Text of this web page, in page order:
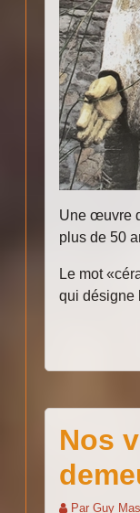
Une œuvre
plus de 50
Le mot
qui désigne
Nos
ParGuy